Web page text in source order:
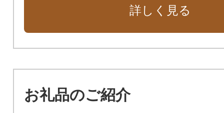
詳しく見る
お礼品のご紹介